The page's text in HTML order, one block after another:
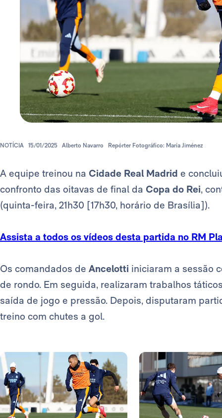
NOTÍCIA 15/01/2025 Alberto Navarro Repórter Fotográfico: María Jiménez
A equipe treinou na Cidade Real Madrid e
confronto das oitavas de final da Copa do Rei,
(quinta-feira, 21h30 [17h30, horário de Brasília]).
Assista a todos os vídeos desta partida no RM
Os comandados de Ancelotti iniciaram a sessão
de rondo. Em seguida, realizaram trabalhos
saída de jogo e pressão. Depois, disputaram
treino com chutes a gol.